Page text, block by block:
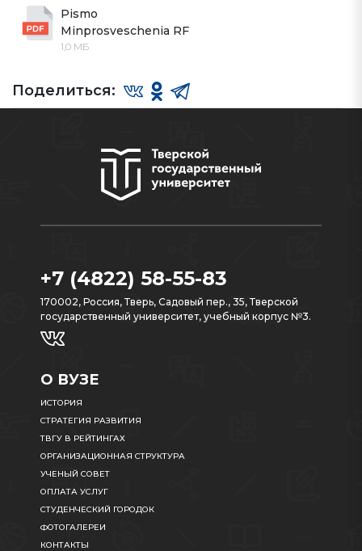
Pismo
Minprosveschenia RF
1,0 МБ
Поделиться:
+7 (4822) 58-55-83
170002, Россия, Тверь, Садовый пер., 35, Тверской
государственный университет, учебный корпус №3.
О ВУЗЕ
ИСТОРИЯ
СТРАТЕГИЯ РАЗВИТИЯ
ТВГУ В РЕЙТИНГАХ
ОРГАНИЗАЦИОННАЯ СТРУКТУРА
УЧЕНЫЙ СОВЕТ
ОПЛАТА УСЛУГ
СТУДЕНЧЕСКИЙ ГОРОДОК
ФОТОГАЛЕРЕИ
КОНТАКТЫ